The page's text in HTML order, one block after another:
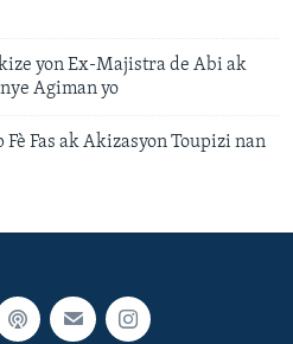
yon Ex-Majistra de Abi ak
Agiman yo
Fas ak Akizasyon Toupizi nan